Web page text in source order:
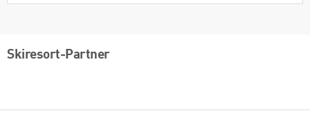
Skiresort-Partner